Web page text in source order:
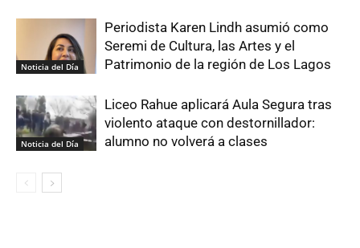
Noticia del Día
Periodista Karen Lindh asumió como
Seremi de Cultura, las Artes y el
Patrimonio de la región de Los Lagos
Noticia del Día
Liceo Rahue aplicará Aula Segura tras
violento ataque con destornillador:
alumno no volverá a clases